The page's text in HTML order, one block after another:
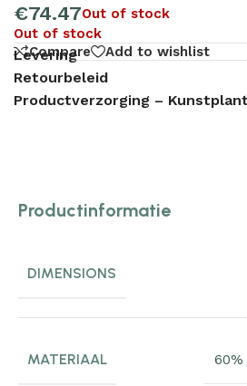
€74.47Out of stock
Out of stock
Compare
Add to wishlist
Levering
Retourbeleid
Productverzorging –
Productinformatie
DIMENSIONS
MATERIAAL